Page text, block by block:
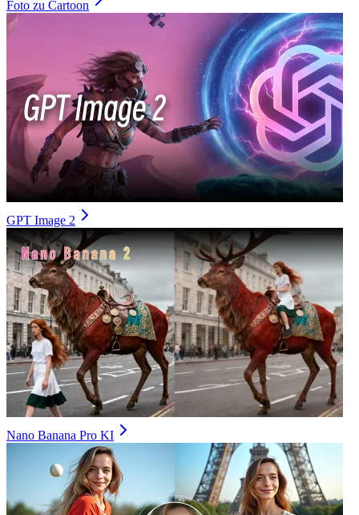
Foto zu Cartoon
GPT Image 2
Nano Banana Pro KI